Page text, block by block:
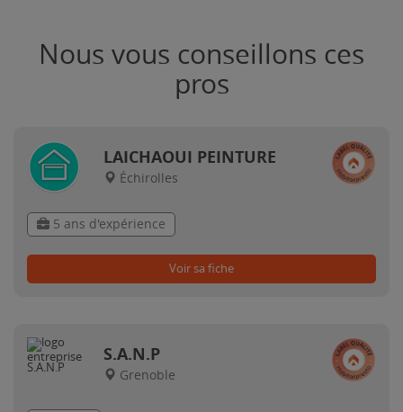
Nous vous conseillons ces
pros
LAICHAOUI PEINTURE
Échirolles
5 ans d'expérience
Voir sa fiche
S.A.N.P
Grenoble